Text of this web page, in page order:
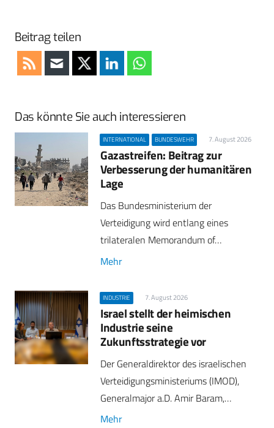
Beitrag teilen
Das könnte Sie auch interessieren
INTERNATIONAL BUNDESWEHR 7. August 2026
Gazastreifen: Beitrag zur
Verbesserung der humanitären
Lage
Das Bundesministerium der
Verteidigung wird entlang eines
trilateralen Memorandum of…
Mehr
INDUSTRIE 7. August 2026
Israel stellt der heimischen
Industrie seine
Zukunftsstrategie vor
Der Generaldirektor des israelischen
Verteidigungsministeriums (IMOD),
Generalmajor a.D. Amir Baram,…
Mehr